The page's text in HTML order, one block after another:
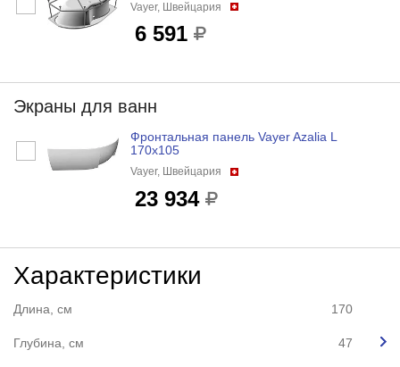
Vayer, Швейцария
6 591
Экраны для ванн
Фронтальная панель Vayer Azalia L
170x105
Vayer, Швейцария
23 934
Характеристики
Длина, см 170
Глубина, см 47